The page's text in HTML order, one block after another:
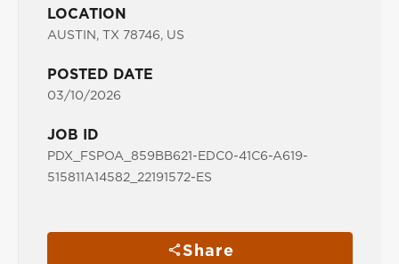
LOCATION
AUSTIN, TX 78746, US
POSTED DATE
03/10/2026
JOB ID
PDX_FSPOA_859BB621-EDC0-41C6-A619-
515811A14582_22191572-ES
Share